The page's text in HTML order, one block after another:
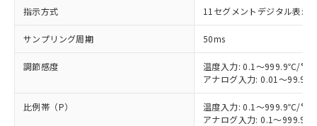
指示方式 11セグメントデジタル表示
サンプリング周期 50ms
調節感度
温度入力: 0.1～999.9℃/°F
アナログ入力: 0.01～
比例帯（P）
温度入力: 0.1～999.9℃/°F
アナログ入力: 0.1～